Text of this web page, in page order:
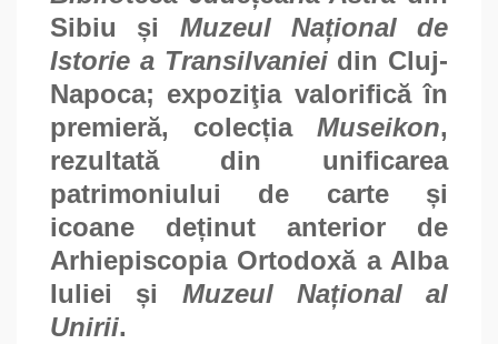
Sibiu și Muzeul Național de
Istorie a Transilvanieidin Cluj-
Napoca; expoziţia valorifică în
premieră, colecția Museikon,
rezultată din unificarea
patrimoniului de carte și
icoane deținut anterior de
Arhiepiscopia Ortodoxă a Alba
Iuliei și Muzeul Național al
Unirii.